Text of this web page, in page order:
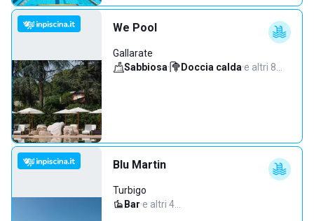
We Pool
Gallarate
Sabbiosa· Doccia calda·e altri 8…
Blu Martin
Turbigo
Bar·e altri 4…